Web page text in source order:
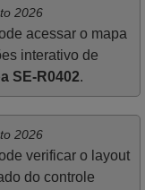
embrulhado e
emparelhamento
problemas.
Recomendo
PORTUGAL
2026
acessar o mapa
interativo de
SE-R0402.
2026
verificar o layout
do controle